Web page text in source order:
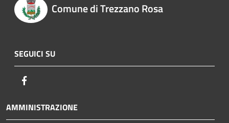
Comune di Trezzano Rosa
SEGUICI SU
AMMINISTRAZIONE